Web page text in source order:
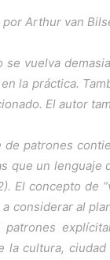
Arthur van
vuelva
la práctica.
El autor
patrones
que un lenguaje
El concepto de
considerar al
la cultura,